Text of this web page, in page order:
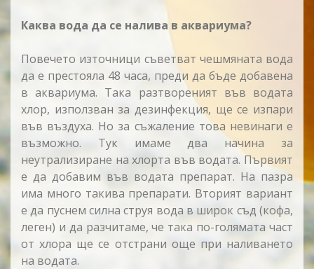
Каква вода да се налива в аквариума?
Повечето източници съветват чешмяната вода
да е престояла 48 часа, преди да бъде добавена
в аквариума. Така разтвореният във водата
хлор, използван за дезинфекция, ще се изпари
във въздуха. Но за съжаление това невинаги е
възможно. Тук имаме два начина за
неутрализиране на хлорта във водата. Първият
е да добавим във водата препарат. На пазра
има много такива препарати. Вторият вариант
е да пуснем силна струя вода в широк съд (кофа,
леген) и да разчитаме, че така по-голямата част
от хлора ще се отстрани още при наливането
на водата.